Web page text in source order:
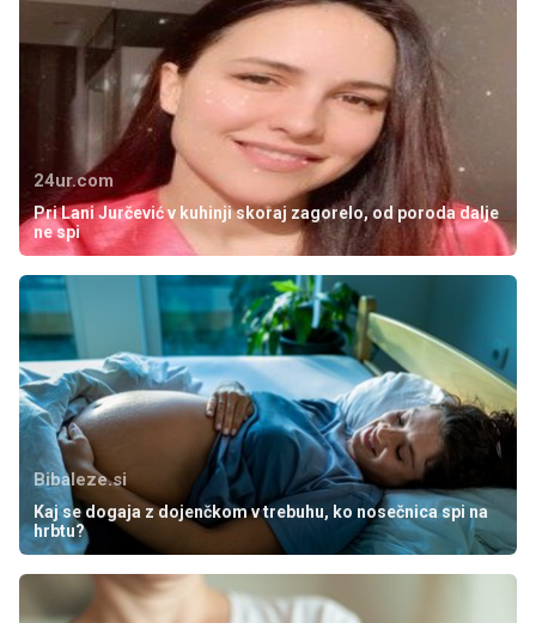
24ur.com
Pri Lani Jurčević v kuhinji skoraj zagorelo, od poroda dalje
ne spi
Bibaleze.si
Kaj se dogaja z dojenčkom v trebuhu, ko nosečnica spi na
hrbtu?